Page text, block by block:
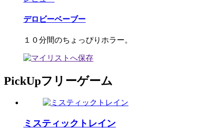
デロビーベーブー
１０分間のちょっぴりホラー。
PickUpフリーゲーム
ミスティックトレイン